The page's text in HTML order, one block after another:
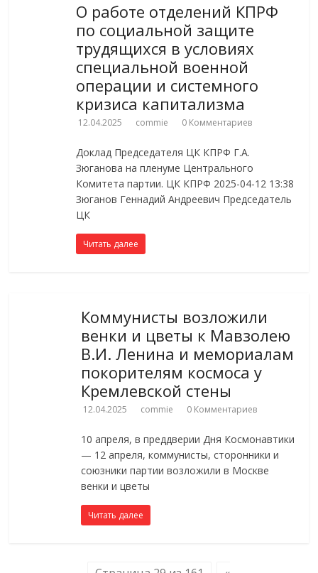
О работе отделений КПРФ
по социальной защите
трудящихся в условиях
специальной военной
операции и системного
кризиса капитализма
12.04.2025 commie 0 Комментариев
Доклад Председателя ЦК КПРФ Г.А.
Зюганова на пленуме Центрального
Комитета партии. ЦК КПРФ 2025-04-12 13:38
Зюганов Геннадий Андреевич Председатель
ЦК
Читать далее
Коммунисты возложили
венки и цветы к Мавзолею
В.И. Ленина и мемориалам
покорителям космоса у
Кремлевской стены
12.04.2025 commie 0 Комментариев
10 апреля, в преддверии Дня Космонавтики
— 12 апреля, коммунисты, сторонники и
союзники партии возложили в Москве
венки и цветы
Читать далее